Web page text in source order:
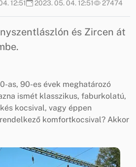
12:51 2023. 05. 04. 12:51 27474
és Zircen át
as, 90-es évek meghatározó
ismét klasszikus, faburkolatú,
kocsival, vagy éppen
komfortkocsival? Akkor